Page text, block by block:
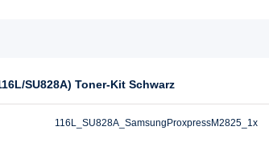
SU828A) Toner-Kit Schwarz
116L_SU828A_SamsungProxpressM2825_1x